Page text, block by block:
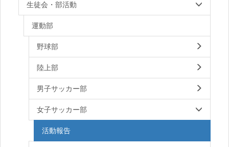
生徒会・部活動
運動部
野球部
陸上部
男子サッカー部
女子サッカー部
活動報告